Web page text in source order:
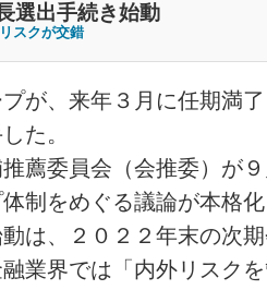
選出手続き始動
スクが交錯
が、来年３月に任期満
た。
薦委員会（会推委）が
制をめぐる議論が本格
は、２０２２年末の次
業界では「内外リスク